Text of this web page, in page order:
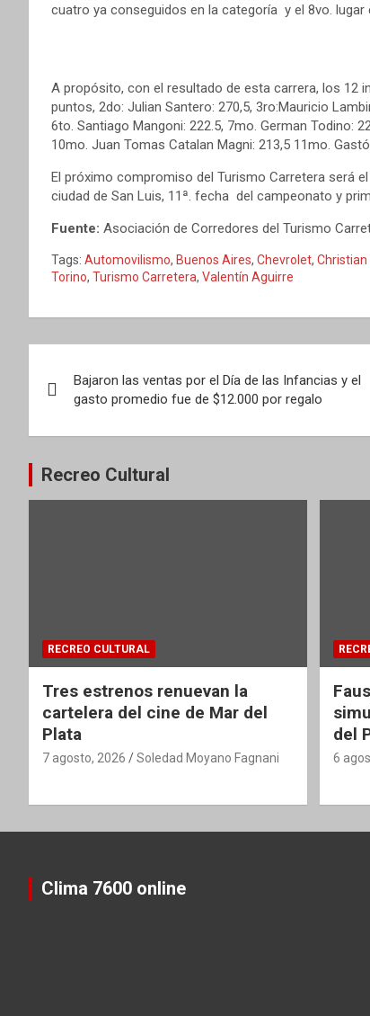
cuatro ya conseguidos en la categoría y el 8vo. lugar
A propósito, con el resultado de esta carrera, los 12
puntos, 2do: Julian Santero: 270,5, 3ro:Mauricio
6to. Santiago Mangoni: 222.5, 7mo. German Todino:
10mo. Juan Tomas Catalan Magni: 213,5 11mo.
El próximo compromiso del Turismo Carretera será
ciudad de San Luis, 11ª. fecha del campeonato y
Fuente: Asociación de Corredores del Turismo
Tags: Automovilismo, Buenos Aires, Chevrolet, Christian
Torino, Turismo Carretera, Valentín Aguirre
de
entradas
Bajaron las ventas por el Día de las Infancias y el
gasto promedio fue de $12.000 por regalo
Recreo Cultural
RECREO CULTURAL
Tres estrenos renuevan la
cartelera del cine de Mar del
Plata
7 agosto, 2026 Soledad Moyano Fagnani
del
6
Clima 7600 online